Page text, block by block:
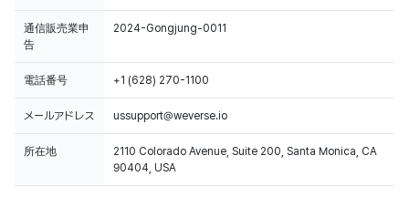
通信販売業申
告
2024-Gongjung-0011
電話番号 +1 (628) 270-1100
メールアドレス ussupport@weverse.io
所在地
2110 Colorado Avenue, Suite 200, Santa Monica, CA
90404, USA